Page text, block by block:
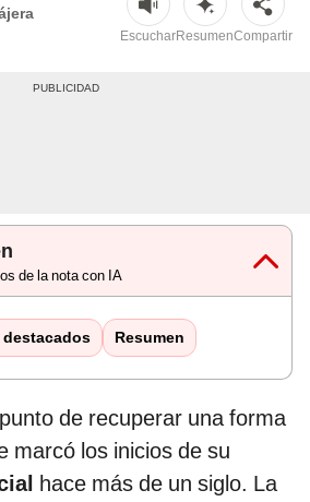
EscucharResumenCompartir
de la nota con IA
destacados Resumen
de recuperar una forma
marcó los inicios de su
hace más de un siglo. La